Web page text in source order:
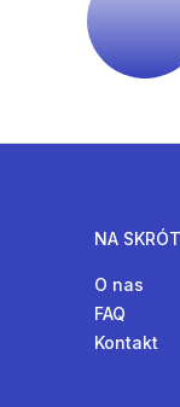
NA
O nas
FAQ
Kontakt